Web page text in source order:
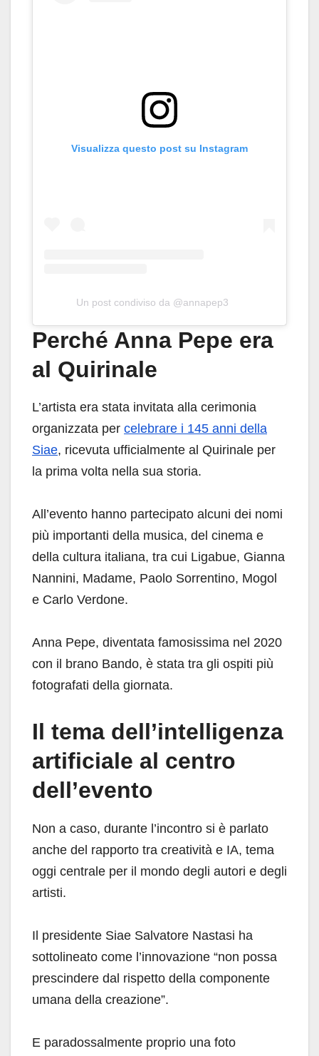
Visualizza questo post su Instagram
Un post condiviso da @annapep3
Perché Anna Pepe era
al Quirinale
L’artista era stata invitata alla cerimonia
organizzata per celebrare i 145 anni della
Siae, ricevuta ufficialmente al Quirinale per
la prima volta nella sua storia.
All’evento hanno partecipato alcuni dei nomi
più importanti della musica, del cinema e
della cultura italiana, tra cui Ligabue, Gianna
Nannini, Madame, Paolo Sorrentino, Mogol
e Carlo Verdone.
Anna Pepe, diventata famosissima nel 2020
con il brano Bando, è stata tra gli ospiti più
fotografati della giornata.
Il tema dell’intelligenza
artificiale al centro
dell’evento
Non a caso, durante l’incontro si è parlato
anche del rapporto tra creatività e IA, tema
oggi centrale per il mondo degli autori e degli
artisti.
Il presidente Siae Salvatore Nastasi ha
sottolineato come l’innovazione “non possa
prescindere dal rispetto della componente
umana della creazione”.
E paradossalmente proprio una foto